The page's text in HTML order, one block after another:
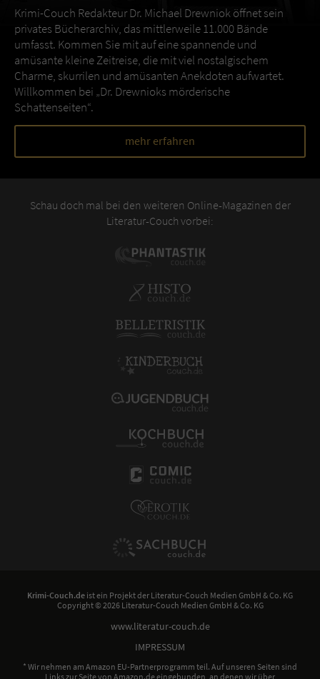
Krimi-Couch Redakteur Dr. Michael Drewniok öffnet sein
privates Bücherarchiv, das mittlerweile 11.000 Bände
umfasst. Kommen Sie mit auf eine spannende und
amüsante kleine Zeitreise, die mit viel nostalgischem
Charme, skurrilen und amüsanten Anekdoten aufwartet.
Willkommen bei „Dr. Drewnioks mörderische
Schattenseiten“.
mehr erfahren
Schau doch mal bei den weiteren Online-Magazinen der
Literatur-Couch vorbei:
Krimi-Couch.de ist ein Projekt der Literatur-Couch Medien GmbH & Co. KG
Copyright © 2026 Literatur-Couch Medien GmbH & Co. KG
www.literatur-couch.de
IMPRESSUM
* Wir nehmen am Amazon EU-Partnerprogramm teil. Auf unseren Seiten sind
Links zur Seite von Amazon.de eingebunden, an denen wir über